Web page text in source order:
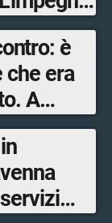
offrire
è
che era
A
fuori